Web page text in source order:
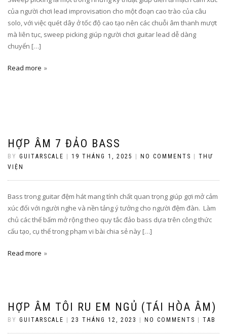
của người chơi lead improvisation cho một đoạn cao trào của câu
solo, với việc quét dây ở tốc độ cao tạo nên các chuỗi âm thanh mượt
mà liên tục, sweep picking giúp người chơi guitar lead dễ dàng
chuyển […]
Read more
HỢP ÂM 7 ĐẢO BASS
BY GUITARSCALE 19 THÁNG 1, 2025 NO COMMENTS
THƯ
VIỆN
Bass trong guitar đệm hát mang tính chất quan trọng giúp gợi mở cảm
xúc đối với người nghe và nền tảng ý tưởng cho người đệm đàn. Làm
chủ các thế bấm mở rộng theo quy tắc đảo bass dựa trên công thức
cấu tạo, cụ thể trong phạm vi bài chia sẻ này […]
Read more
HỢP ÂM TÔI RU EM NGỦ (TÁI HÒA ÂM)
BY GUITARSCALE 23 THÁNG 12, 2023 NO COMMENTS TAB